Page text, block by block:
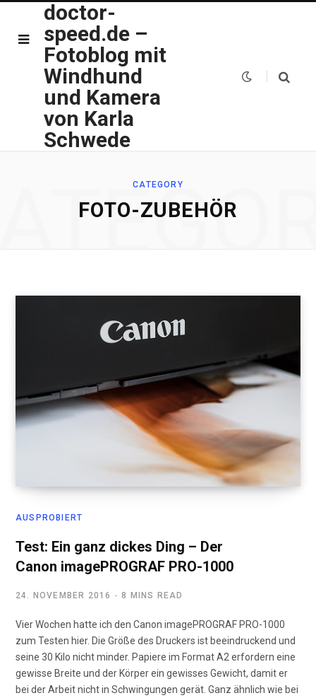
doctor-
speed.de –
Fotoblog mit
Windhund
und Kamera
von Karla
Schwede
CATEGORY
FOTO-ZUBEHÖR
AUSPROBIERT
Test: Ein ganz dickes Ding – Der
Canon imagePROGRAF PRO-1000
24. NOVEMBER 2016 8 MINS READ
Vier Wochen hatte ich den Canon imagePROGRAF PRO-1000
zum Testen hier. Die Größe des Druckers ist beeindruckend und
seine 30 Kilo nicht minder. Papiere im Format A2 erfordern eine
gewisse Breite und der Körper ein gewisses Gewicht, damit er
bei der Arbeit nicht in Schwingungen gerät. Ganz ähnlich wie bei